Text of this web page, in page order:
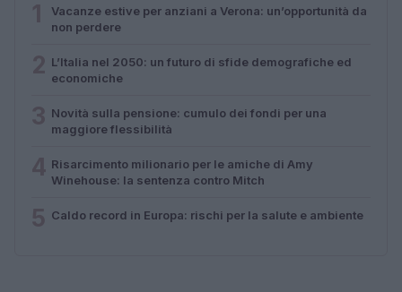
Vacanze estive per anziani a Verona: un’opportunità da
non perdere
L’Italia nel 2050: un futuro di sfide demografiche ed
economiche
Novità sulla pensione: cumulo dei fondi per una
maggiore flessibilità
Risarcimento milionario per le amiche di Amy
Winehouse: la sentenza contro Mitch
Caldo record in Europa: rischi per la salute e ambiente